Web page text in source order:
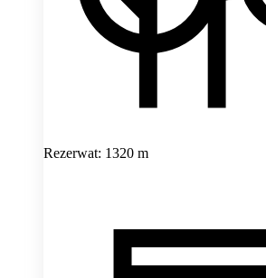
Rezerwat: 1320 m